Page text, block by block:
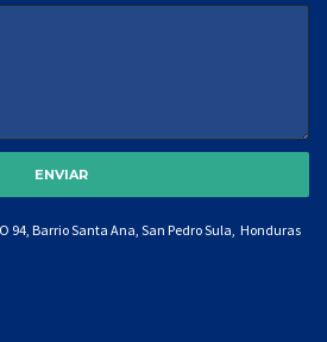
94, Barrio Santa Ana, San Pedro Sula, Honduras